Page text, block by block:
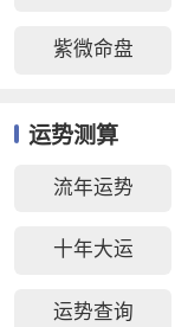
紫微命盘
运势测算
流年运势
十年大运
运势查询